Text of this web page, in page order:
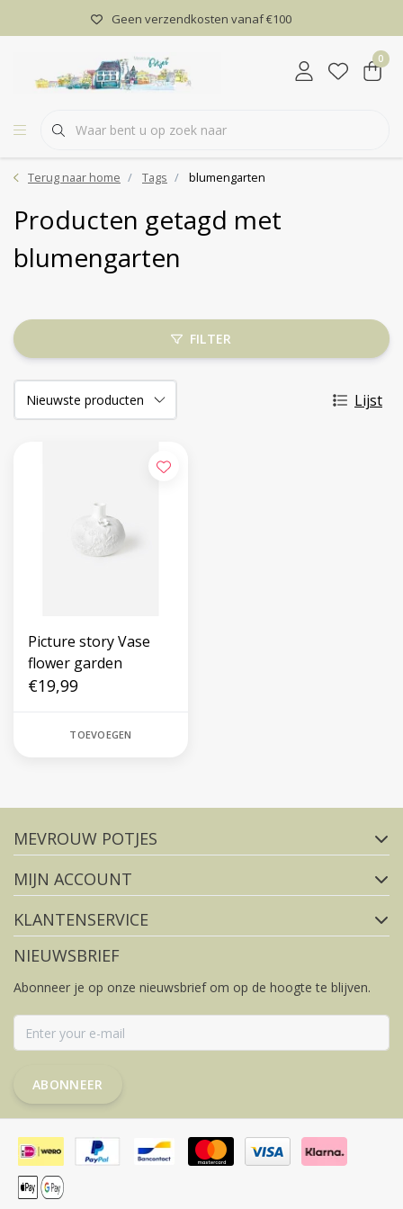
Geen verzendkosten vanaf €100
0
Terug naar home Tags blumengarten
Producten getagd met
blumengarten
FILTER
Lijst
Picture story Vase
flower garden
€19,99
TOEVOEGEN
FACEBOOK
MEVROUW POTJES
MIJN ACCOUNT
KLANTENSERVICE
NIEUWSBRIEF
Abonneer je op onze nieuwsbrief om op de hoogte te blijven.
ABONNEER